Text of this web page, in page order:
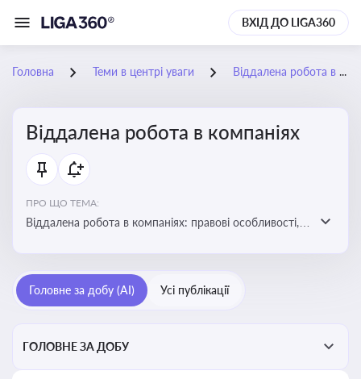
ВХІД ДО LIGA360
Головна Теми в центрі уваги Віддалена робота в компаніях
Віддалена робота в компаніях
ПРО ЩО ТЕМА:
Віддалена робота в компаніях: правові особливості,
Головне за добу (AI) Усі публікації
ГОЛОВНЕ ЗА ДОБУ